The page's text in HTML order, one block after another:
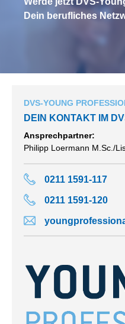
Dein berufliches
DVS-YOUNG
DEIN KONTAKT IM
Ansprechpartner:
Philipp Loermann M.Sc./
0211 1591-117
0211 1591-120